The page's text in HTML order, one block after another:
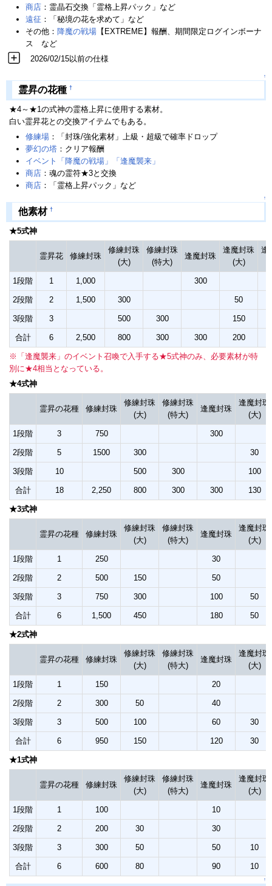
商店 ：霊晶石交換「霊格上昇パック」など
遠征 ：「秘境の花を求めて」など
その他： 降魔の戦場 【EXTREME】報酬、期間限定ログインボーナ
ス など
2026/02/15以前の仕様
↑
霊昇の花種 †
★4～★1の式神の霊格上昇に使用する素材。
白い霊昇花との交換アイテムでもある。
修練場 ：「封珠/強化素材」上級・超級で確率ドロップ
夢幻の塔 ：クリア報酬
イベント「降魔の戦場」「逢魔襲来」
商店 ：魂の霊符★3と交換
商店 ：「霊格上昇パック」など
↑
他素材 †
★5式神
霊昇花 修練封珠
修練封珠
(大)
修練封珠
(特大)
逢魔封珠
逢魔封珠
(大)
逢
1段階 1 1,000 300
2段階 2 1,500 300 50
3段階 3 500 300 150
合計 6 2,500 800 300 300 200
※「逢魔襲来」のイベント召喚で入手する★5式神のみ、必要素材が特
別に★4相当となっている。
★4式神
霊昇の花種 修練封珠
修練封珠
(大)
修練封珠
(特大)
逢魔封珠
逢魔封珠
(大)
1段階 3 750 300
2段階 5 1500 300 30
3段階 10 500 300 100
合計 18 2,250 800 300 300 130
★3式神
霊昇の花種 修練封珠
修練封珠
(大)
修練封珠
(特大)
逢魔封珠
逢魔封珠
(大)
1段階 1 250 30
2段階 2 500 150 50
3段階 3 750 300 100 50
合計 6 1,500 450 180 50
★2式神
霊昇の花種 修練封珠
修練封珠
(大)
修練封珠
(特大)
逢魔封珠
逢魔封珠
(大)
1段階 1 150 20
2段階 2 300 50 40
3段階 3 500 100 60 30
合計 6 950 150 120 30
★1式神
霊昇の花種 修練封珠
修練封珠
(大)
修練封珠
(特大)
逢魔封珠
逢魔封珠
(大)
1段階 1 100 10
2段階 2 200 30 30
3段階 3 300 50 50 10
合計 6 600 80 90 10
↑